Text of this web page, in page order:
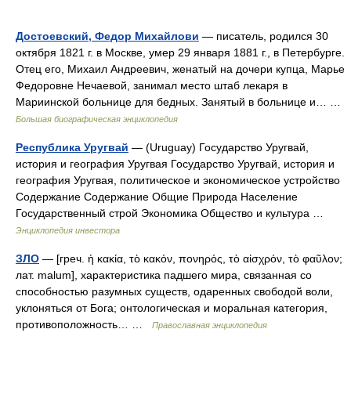
Достоевский, Федор Михайлови — писатель, родился 30
октября 1821 г. в Москве, умер 29 января 1881 г., в Петербурге.
Отец его, Михаил Андреевич, женатый на дочери купца, Марье
Федоровне Нечаевой, занимал место штаб лекаря в
Мариинской больнице для бедных. Занятый в больнице и… …
Большая биографическая энциклопедия
Республика Уругвай — (Uruguay) Государство Уругвай,
история и география Уругвая Государство Уругвай, история и
география Уругвая, политическое и экономическое устройство
Содержание Содержание Общие Природа Население
Государственный строй Экономика Общество и культура …
Энциклопедия инвестора
ЗЛО — [греч. ἡ κακία, τὸ κακόν, πονηρός, τὸ αἰσχρόν, τὸ φαῦλον;
лат. malum], характеристика падшего мира, связанная со
способностью разумных существ, одаренных свободой воли,
уклоняться от Бога; онтологическая и моральная категория,
противоположность… …
Православная энциклопедия